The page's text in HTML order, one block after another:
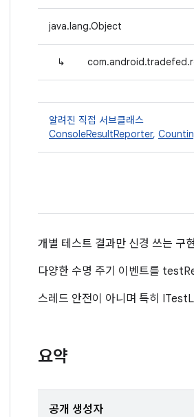
java.lang.Object
↳
알려진 직접 서브클래스
ConsoleResultReporter,
개별 테스트 결과만 신경 쓰는
다양한 수명 주기 이벤트를
스레드 안전이 아니며 특히
요약
공개 생성자